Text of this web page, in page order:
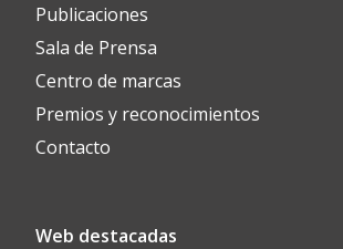
Publicaciones
Sala de Prensa
Centro de marcas
Premios y reconocimientos
Contacto
Web destacadas